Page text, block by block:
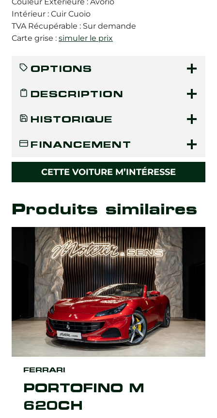
Intérieur : Cuir Cuoio
TVA Récupérable : Sur demande
Carte grise : simuler le prix
OPTIONS
DESCRIPTION
HISTORIQUE
FINANCEMENT
CETTE VOITURE M’INTÉRESSE
Produits similaires
PORTOFINO M
620CH
FERRARI